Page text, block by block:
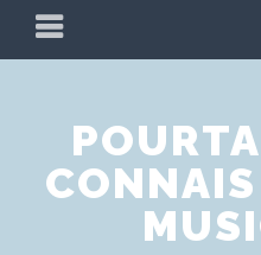
PRIMARY
MENU